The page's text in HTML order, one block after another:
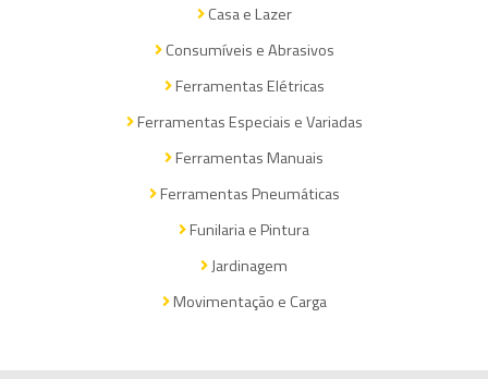
Casa e Lazer
Consumíveis e Abrasivos
Ferramentas Elétricas
Ferramentas Especiais e Variadas
Ferramentas Manuais
Ferramentas Pneumáticas
Funilaria e Pintura
Jardinagem
Movimentação e Carga